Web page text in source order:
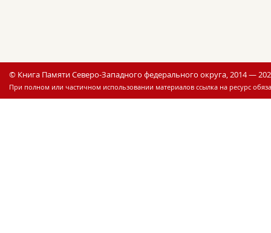
© Книга Памяти Северо-Западного федерального округа, 2014 —
При полном или частичном использовании материалов ссылка на ресурс